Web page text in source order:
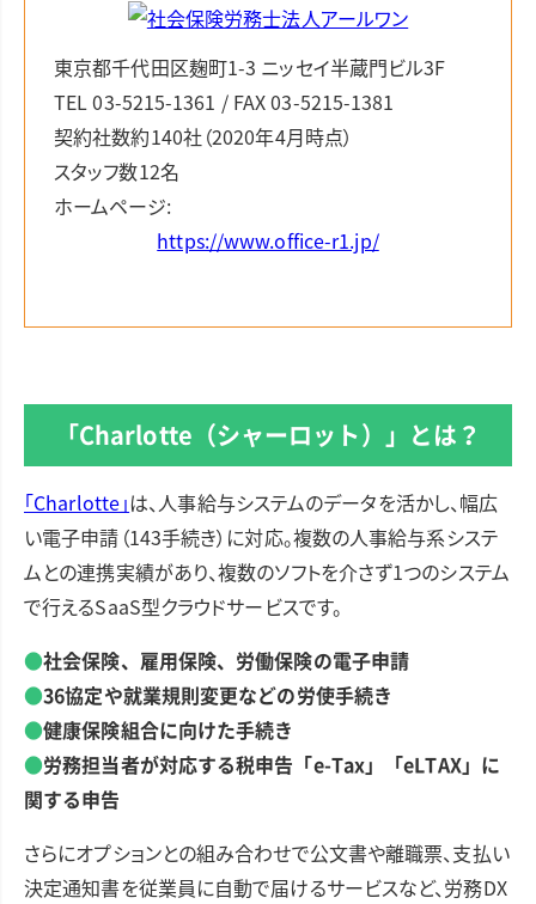
東京都千代田区麹町1-3 ニッセイ半蔵門ビル3F
TEL 03-5215-1361 / FAX 03-5215-1381
契約社数約140社（2020年4月時点）
スタッフ数12名
ホームページ:
https://www.office-r1.jp/
「Charlotte （シャーロット） 」とは？
「Charlotte」は、人事給与システムのデータを活かし、幅広
い電子申請（143手続き）に対応。複数の人事給与系システ
ムとの連携実績があり、複数のソフトを介さず1つのシステム
で行えるSaaS型クラウドサービスです。
●社会保険、雇用保険、労働保険の電子申請
●36協定や就業規則変更などの労使手続き
●健康保険組合に向けた手続き
●労務担当者が対応する税申告「e-Tax」「eLTAX」に
関する申告
さらにオプションとの組み合わせで公文書や離職票、支払い
決定通知書を従業員に自動で届けるサービスなど、労務DX